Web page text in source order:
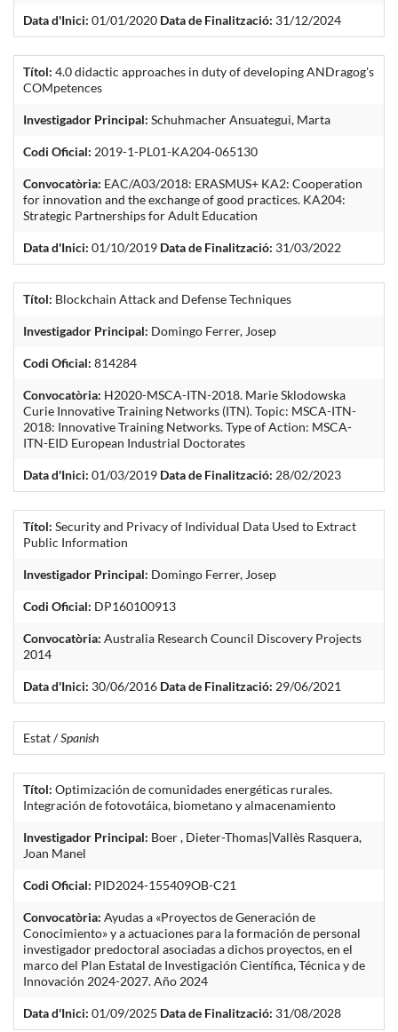
Data d'Inici: 01/01/2020 Data de Finalització: 31/12/2024
Títol: 4.0 didactic approaches in duty of developing ANDragog's
COMpetences
Investigador Principal: Schuhmacher Ansuategui, Marta
Codi Oficial: 2019-1-PL01-KA204-065130
Convocatòria: EAC/A03/2018: ERASMUS+ KA2: Cooperation
for innovation and the exchange of good practices. KA204:
Strategic Partnerships for Adult Education
Data d'Inici: 01/10/2019 Data de Finalització: 31/03/2022
Títol: Blockchain Attack and Defense Techniques
Investigador Principal: Domingo Ferrer, Josep
Codi Oficial: 814284
Convocatòria: H2020-MSCA-ITN-2018. Marie Sklodowska
Curie Innovative Training Networks (ITN). Topic: MSCA-ITN-
2018: Innovative Training Networks. Type of Action: MSCA-
ITN-EID European Industrial Doctorates
Data d'Inici: 01/03/2019 Data de Finalització: 28/02/2023
Títol: Security and Privacy of Individual Data Used to Extract
Public Information
Investigador Principal: Domingo Ferrer, Josep
Codi Oficial: DP160100913
Convocatòria: Australia Research Council Discovery Projects
2014
Data d'Inici: 30/06/2016 Data de Finalització: 29/06/2021
Estat /Spanish
Títol: Optimización de comunidades energéticas rurales.
Integración de fotovotáica, biometano y almacenamiento
Investigador Principal: Boer , Dieter-Thomas|Vallès Rasquera,
Joan Manel
Codi Oficial: PID2024-155409OB-C21
Convocatòria: Ayudas a «Proyectos de Generación de
Conocimiento» y a actuaciones para la formación de personal
investigador predoctoral asociadas a dichos proyectos, en el
marco del Plan Estatal de Investigación Científica, Técnica y de
Innovación 2024-2027. Año 2024
Data d'Inici: 01/09/2025 Data de Finalització: 31/08/2028